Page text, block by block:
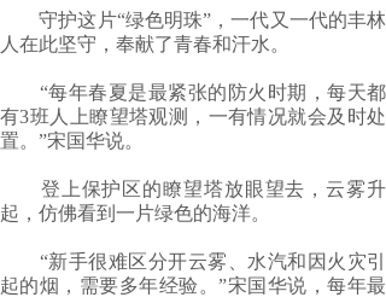
守护这片“绿色明珠”，一代又一代的丰林
人在此坚守，奉献了青春和汗水。
“每年春夏是最紧张的防火时期，每天都
有3班人上瞭望塔观测，一有情况就会及时处
置。”宋国华说。
登上保护区的瞭望塔放眼望去，云雾升
起，仿佛看到一片绿色的海洋。
“新手很难区分开云雾、水汽和因火灾引
起的烟，需要多年经验。”宋国华说，每年最